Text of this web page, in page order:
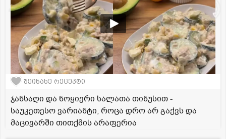
შეინახე რეცეპტი
ჯანსაღი და ნოყიერი სალათა თინუსით -
საუკეთესო ვარიანტი, როცა დრო არ გაქვს და
მაცივარში თითქმის არაფერია